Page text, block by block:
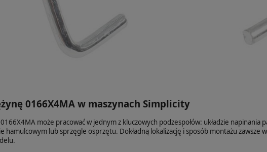
0166X4MA w maszynach Simplicity
może pracować w jednym z kluczowych podzespołów: układzie napinania
hamulcowym lub sprzęgle osprzętu. Dokładną lokalizację i sposób montażu zawsze